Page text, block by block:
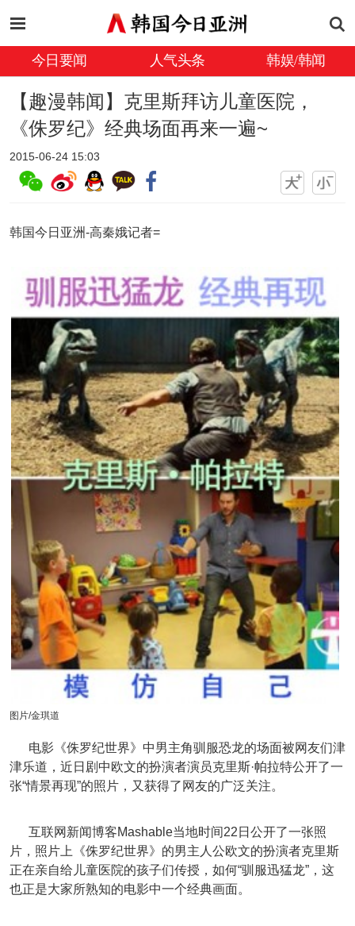
今日要闻 人气头条 韩娱/韩闻
【趣漫韩闻】克里斯拜访儿童医院，
《侏罗纪》经典场面再来一遍~
2015-06-24 15:03
韩国今日亚洲-高秦娥记者=
图片/金琪道
电影《侏罗纪世界》中男主角驯服恐龙的场面被网友们津
津乐道，近日剧中欧文的扮演者演员克里斯·帕拉特公开了一
张“情景再现”的照片，又获得了网友的广泛关注。
互联网新闻博客Mashable当地时间22日公开了一张照
片，照片上《侏罗纪世界》的男主人公欧文的扮演者克里斯
正在亲自给儿童医院的孩子们传授，如何“驯服迅猛龙”，这
也正是大家所熟知的电影中一个经典画面。